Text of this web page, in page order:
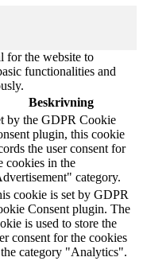
for the website to
functionalities and
Beskrivning
by the GDPR Cookie
plugin, this cookie
the user consent for
cookies in the
category.
cookie is set by GDPR
Consent plugin. The
is used to store the
consent for the cookies
category "Analytics".